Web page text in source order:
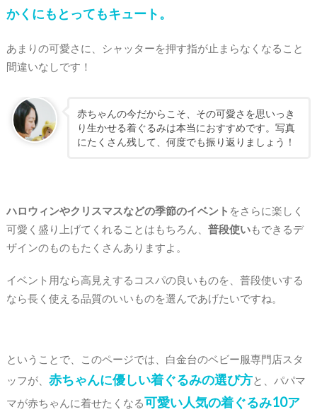
かくにもとってもキュート。
あまりの可愛さに、シャッターを押す指が止まらなくなること
間違いなしです！
赤ちゃんの今だからこそ、その可愛さを思いっき
り生かせる着ぐるみは本当におすすめです。写真
にたくさん残して、何度でも振り返りましょう！
ハロウィンやクリスマスなどの季節のイベント をさらに楽しく
可愛く盛り上げてくれることはもちろん、 普段使いもできるデ
ザインのものもたくさんありますよ。
イベント用なら高見えするコスパの良いものを、普段使いする
なら長く使える品質のいいものを選んであげたいですね。
ということで、このページでは、白金台のベビー服専門店スタ
ッフが、 赤ちゃんに優しい着ぐるみの選び方と、パパマ
マが赤ちゃんに着せたくなる可愛い人気の着ぐるみ10ア